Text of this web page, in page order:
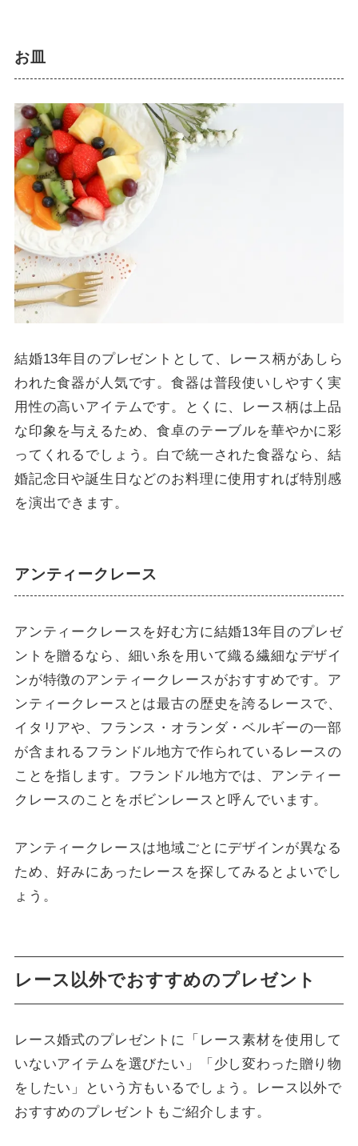
お皿
結婚13年目のプレゼントとして、レース柄があしら
われた食器が人気です。食器は普段使いしやすく実
用性の高いアイテムです。とくに、レース柄は上品
な印象を与えるため、食卓のテーブルを華やかに彩
ってくれるでしょう。白で統一された食器なら、結
婚記念日や誕生日などのお料理に使用すれば特別感
を演出できます。
アンティークレース
アンティークレースを好む方に結婚13年目のプレゼ
ントを贈るなら、細い糸を用いて織る繊細なデザイ
ンが特徴のアンティークレースがおすすめです。ア
ンティークレースとは最古の歴史を誇るレースで、
イタリアや、フランス・オランダ・ベルギーの一部
が含まれるフランドル地方で作られているレースの
ことを指します。フランドル地方では、アンティー
クレースのことをボビンレースと呼んでいます。
アンティークレースは地域ごとにデザインが異なる
ため、好みにあったレースを探してみるとよいでし
ょう。
レース以外でおすすめのプレゼント
レース婚式のプレゼントに「レース素材を使用して
いないアイテムを選びたい」「少し変わった贈り物
をしたい」という方もいるでしょう。レース以外で
おすすめのプレゼントもご紹介します。